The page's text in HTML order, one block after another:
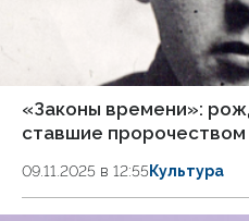
«Законы времени»:
ставшие пророчеством
09.11.2025 в 12:55 Культура